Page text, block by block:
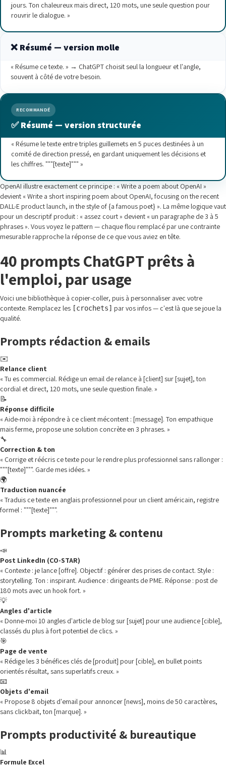
jours. Ton chaleureux mais direct, 120 mots, une seule question pour
rouvrir le dialogue. »
❌ Résumé — version molle
« Résume ce texte. » → ChatGPT choisit seul la longueur et l'angle,
souvent à côté de votre besoin.
RECOMMANDÉ
✅ Résumé — version structurée
« Résume le texte entre triples guillemets en 5 puces destinées à un
comité de direction pressé, en gardant uniquement les décisions et
les chiffres. """[texte]""" »
OpenAI illustre exactement ce principe : « Write a poem about OpenAI »
devient « Write a short inspiring poem about OpenAI, focusing on the recent
DALL-E product launch, in the style of {a famous poet} ». La même logique vaut
pour un descriptif produit : « assez court » devient « un paragraphe de 3 à 5
phrases ». Vous voyez le pattern — chaque flou remplacé par une contrainte
mesurable rapproche la réponse de ce que vous aviez en tête.
40 prompts ChatGPT prêts à
l'emploi, par usage
Voici une bibliothèque à copier-coller, puis à personnaliser avec votre
contexte. Remplacez les [crochets] par vos infos — c'est là que se joue la
qualité.
Prompts rédaction & emails
✉️
Relance client
« Tu es commercial. Rédige un email de relance à [client] sur [sujet], ton
cordial et direct, 120 mots, une seule question finale. »
📝
Réponse difficile
« Aide-moi à répondre à ce client mécontent : [message]. Ton empathique
mais ferme, propose une solution concrète en 3 phrases. »
🔧
Correction & ton
« Corrige et réécris ce texte pour le rendre plus professionnel sans rallonger :
"""[texte]""". Garde mes idées. »
🌍
Traduction nuancée
« Traduis ce texte en anglais professionnel pour un client américain, registre
formel : """[texte]""".
Prompts marketing & contenu
📣
Post LinkedIn (CO-STAR)
« Contexte : je lance [offre]. Objectif : générer des prises de contact. Style :
storytelling. Ton : inspirant. Audience : dirigeants de PME. Réponse : post de
180 mots avec un hook fort. »
💡
Angles d'article
« Donne-moi 10 angles d'article de blog sur [sujet] pour une audience [cible],
classés du plus à fort potentiel de clics. »
🎯
Page de vente
« Rédige les 3 bénéfices clés de [produit] pour [cible], en bullet points
orientés résultat, sans superlatifs creux. »
📧
Objets d'email
« Propose 8 objets d'email pour annoncer [news], moins de 50 caractères,
sans clickbait, ton [marque]. »
Prompts productivité & bureautique
📊
Formule Excel